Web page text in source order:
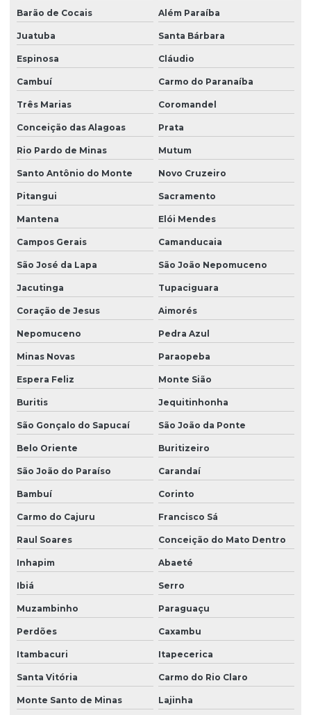
Barão de Cocais Além Paraíba
Juatuba Santa Bárbara
Espinosa Cláudio
Cambuí Carmo do Paranaíba
Três Marias Coromandel
Conceição das Alagoas Prata
Rio Pardo de Minas Mutum
Santo Antônio do Monte Novo Cruzeiro
Pitangui Sacramento
Mantena Elói Mendes
Campos Gerais Camanducaia
São José da Lapa São João Nepomuceno
Jacutinga Tupaciguara
Coração de Jesus Aimorés
Nepomuceno Pedra Azul
Minas Novas Paraopeba
Espera Feliz Monte Sião
Buritis Jequitinhonha
São Gonçalo do Sapucaí São João da Ponte
Belo Oriente Buritizeiro
São João do Paraíso Carandaí
Bambuí Corinto
Carmo do Cajuru Francisco Sá
Raul Soares Conceição do Mato Dentro
Inhapim Abaeté
Ibiá Serro
Muzambinho Paraguaçu
Perdões Caxambu
Itambacuri Itapecerica
Santa Vitória Carmo do Rio Claro
Monte Santo de Minas Lajinha